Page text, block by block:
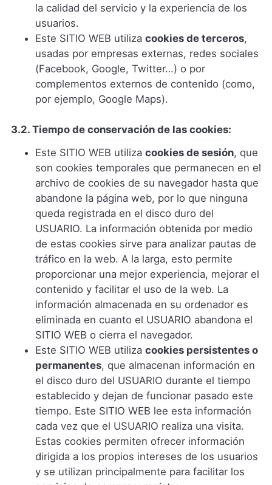
la calidad del servicio y la experiencia de los
usuarios.
Este SITIO WEB utiliza cookies de terceros,
usadas por empresas externas, redes sociales
(Facebook, Google, Twitter…) o por
complementos externos de contenido (como,
por ejemplo, Google Maps).
3.2. Tiempo de conservación de las cookies:
Este SITIO WEB utiliza cookies de sesión, que
son cookies temporales que permanecen en el
archivo de cookies de su navegador hasta que
abandone la página web, por lo que ninguna
queda registrada en el disco duro del
USUARIO. La información obtenida por medio
de estas cookies sirve para analizar pautas de
tráfico en la web. A la larga, esto permite
proporcionar una mejor experiencia, mejorar el
contenido y facilitar el uso de la web. La
información almacenada en su ordenador es
eliminada en cuanto el USUARIO abandona el
SITIO WEB o cierra el navegador.
Este SITIO WEB utiliza cookies persistentes o
permanentes, que almacenan información en
el disco duro del USUARIO durante el tiempo
establecido y dejan de funcionar pasado este
tiempo. Este SITIO WEB lee esta información
cada vez que el USUARIO realiza una visita.
Estas cookies permiten ofrecer información
dirigida a los propios intereses de los usuarios
y se utilizan principalmente para facilitar los